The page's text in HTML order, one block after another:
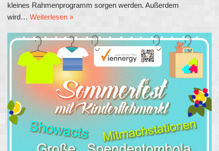
kleines Rahmenprogramm sorgen werden. Außerdem
wird… Weiterlesen »